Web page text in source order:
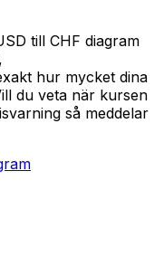
till CHF diagram
hur mycket dina
du veta när kursen
så meddelar